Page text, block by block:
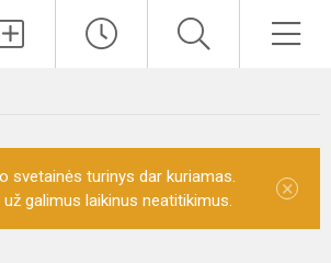
svetainės turinys dar kuriamas.
galimus laikinus neatitikimus.
×